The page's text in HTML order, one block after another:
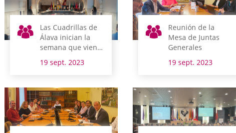
Las Cuadrillas de
Álava inician la
semana que viene
elección de
19 sept. 2023
Reunión de la
Mesa de Juntas
Generales
19 sept. 2023